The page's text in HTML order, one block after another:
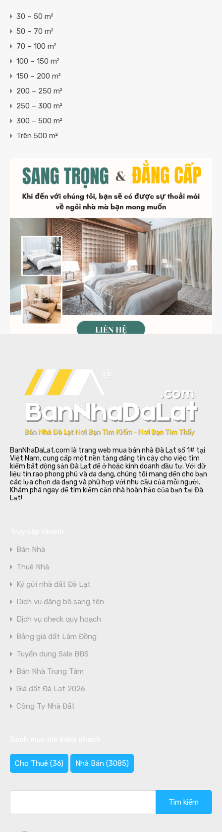
30 – 50 m²
50 – 70 m²
70 – 100 m²
100 – 150 m²
150 – 200 m²
200 – 250 m²
250 – 300 m²
300 – 500 m²
Trên 500 m²
BanNhaDaLat.com là trang web mua bán nhà Đà Lạt số 1# tại
Việt Nam, cung cấp một nền tảng đáng tin cậy cho việc tìm
kiếm bất động sản Đà Lạt để ở hoặc kinh doanh đầu tư. Với dữ
liệu tin rao phong phú và đa dạng, chúng tôi mang đến cho bạn
các lựa chọn đa dạng và phù hợp với nhu cầu của mỗi người.
Khám phá ngay để tìm kiếm căn nhà hoàn hảo của bạn tại Đà
Lạt!
Bán Nhà
Thuê Nhà
Ký gửi nhà đất Đà Lạt
Dịch vụ đăng bộ sang tên
Dịch vụ check quy hoạch
Bảng giá đất Lâm Đồng
Tuyển dụng Sale BĐS
Bán Nhà Trung Tâm
Giá đất Đà Lạt 2026
Công Ty Nhà Đất
Cho Thuê (36) Nhà Bán (3085)
kiếm
cho: